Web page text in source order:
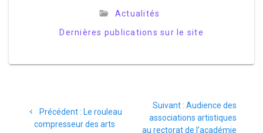
Actualités
Dernières publications sur le site
Précédent : Le rouleau
compresseur des arts
Suivant : Audience des
associations artistiques
au rectorat de l’académie